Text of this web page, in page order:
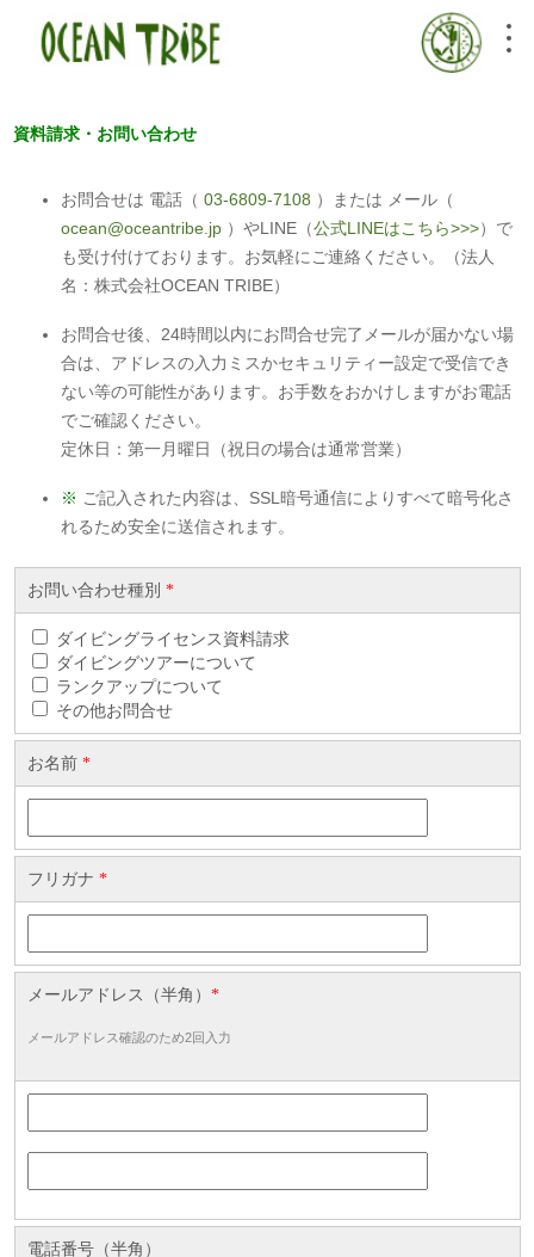
資料請求・お問い合わせ
お問合せは 電話（03-6809-7108 ）または メール（
ocean@oceantribe.jp ）やLINE（公式LINEはこちら>>>）で
も受け付けております。お気軽にご連絡ください。（法人
名：株式会社OCEAN TRIBE）
お問合せ後、24時間以内にお問合せ完了メールが届かない場
合は、アドレスの入力ミスかセキュリティー設定で受信でき
ない等の可能性があります。お手数をおかけしますがお電話
でご確認ください。
定休日：第一月曜日（祝日の場合は通常営業）
※ ご記入された内容は、SSL暗号通信によりすべて暗号化さ
れるため安全に送信されます。
お問い合わせ種別 *
ダイビングライセンス資料請求
ダイビングツアーについて
ランクアップについて
その他お問合せ
お名前 *
フリガナ *
メールアドレス（半角） *
メールアドレス確認のため2回入力
電話番号（半角）